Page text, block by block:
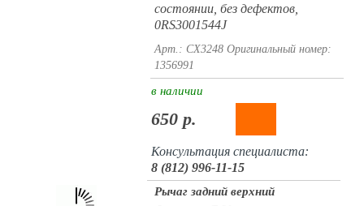
состоянии, без дефектов,
0RS3001544J
Арт.: CX3248 Оригинальный номер:
1356991
в наличии
650 р.
Консультация специалиста:
8 (812) 996-11-15
Рычаг задний верхний